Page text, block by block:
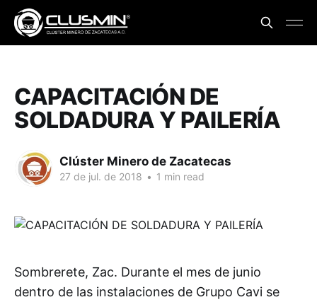
CAPACITACIÓN DE
SOLDADURA Y PAILERÍA
Clúster Minero de Zacatecas
27 de jul. de 2018 • 1 min read
Sombrerete, Zac. Durante el mes de junio
dentro de las instalaciones de Grupo Cavi se